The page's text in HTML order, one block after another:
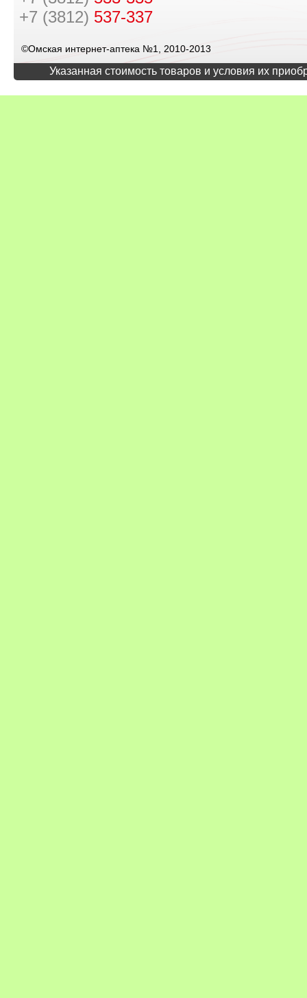
+7 (3812) 537-337
©Омская интернет-аптека №1, 2010-2013
Указанная стоимость товаров и условия их